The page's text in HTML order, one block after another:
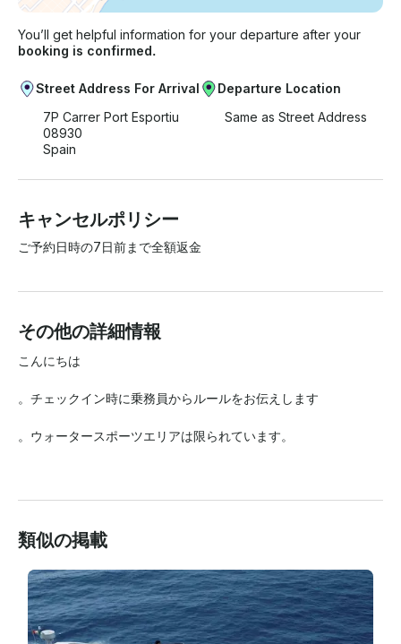
You’ll get helpful information for your departure after your
booking is confirmed.
Street Address For Arrival
7P Carrer Port Esportiu
08930
Spain
Departure Location
Same as Street Address
キャンセルポリシー
ご予約日時の7日前まで全額返金
その他の詳細情報
こんにちは
。チェックイン時に乗務員からルールをお伝えします
。ウォータースポーツエリアは限られています。
類似の掲載